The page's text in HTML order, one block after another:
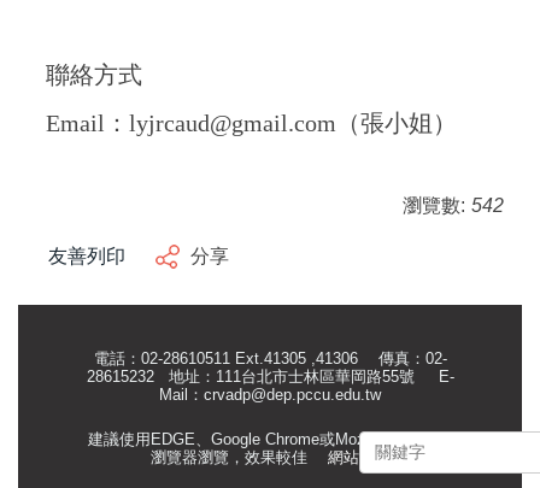
聯絡方式
Email：lyjrcaud@gmail.com（張小姐）
瀏覽數: 542
友善列印 分享
電話：02-28610511 Ext.41305 ,41306 傳真：02-
28615232 地址：111台北市士林區華岡路55號
E-
Mail： crvadp@dep.pccu.edu.tw
建議使用EDGE、Google Chrome或Mozilla Firefox等
瀏覽器瀏覽，效果較佳 網站管理